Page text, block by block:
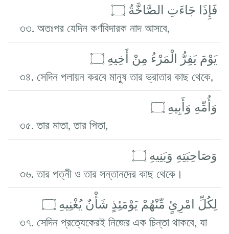
فَإِذَا جَاءَتِ الصَّاخَّةُ ۝
৩৩. অতঃপর যেদিন কর্ণবিদারক নাদ আসবে,
يَوْمَ يَفِرُّ الْمَرْءُ مِنْ أَخِيهِ ۝
৩৪. সেদিন পলায়ন করবে মানুষ তার ভ্রাতার কাছ থেকে,
وَأُمِّهِ وَأَبِيهِ ۝
৩৫. তার মাতা, তার পিতা,
وَصَاحِبَتِهِ وَبَنِيهِ ۝
৩৬. তার পত্নী ও তার সন্তানদের কাছ থেকে।
لِكُلِّ امْرِئٍ مِّنْهُمْ يَوْمَئِذٍ شَأْنٌ يُغْنِيهِ ۝
৩৭. সেদিন প্রত্যেকেরই নিজের এক চিন্তা থাকবে, যা